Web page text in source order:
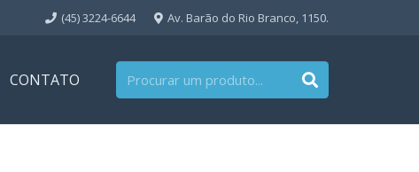
(45) 3224-6644 Av. Barão do Rio Branco, 1150.
CONTATO